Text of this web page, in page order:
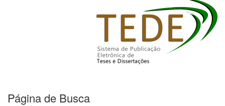
Página de Busca